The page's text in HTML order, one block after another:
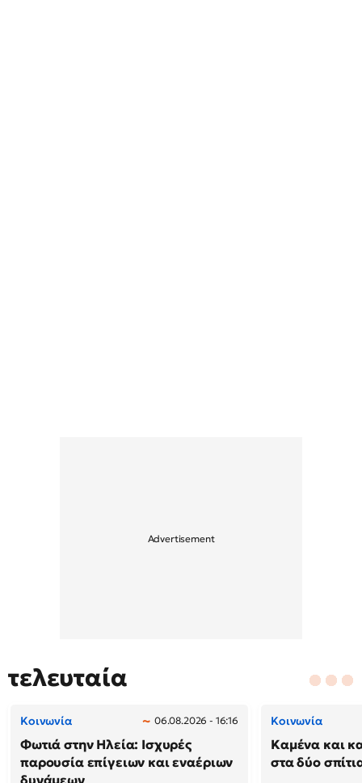
τελευταία
Κοινωνία 06.08.2026 - 16:16
Φωτιά στην Ηλεία: Ισχυρές
παρουσία επίγειων και εναέριων
δυνάμεων
Κοινωνία
Καμένα και
στα δύο